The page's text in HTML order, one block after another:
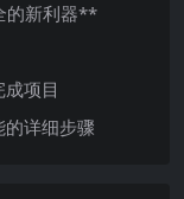
的新利器**
项目
详细步骤